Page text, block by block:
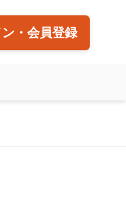
ン・会員登録